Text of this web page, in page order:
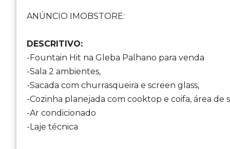
ANÚNCIO IMOBSTORE:
DESCRITIVO:
-Fountain Hit na Gleba Palhano para venda
-Sala 2 ambientes,
-Sacada com churrasqueira e screen glass,
-Cozinha planejada com cooktop e coifa, área de
-Ar condicionado
-Laje técnica